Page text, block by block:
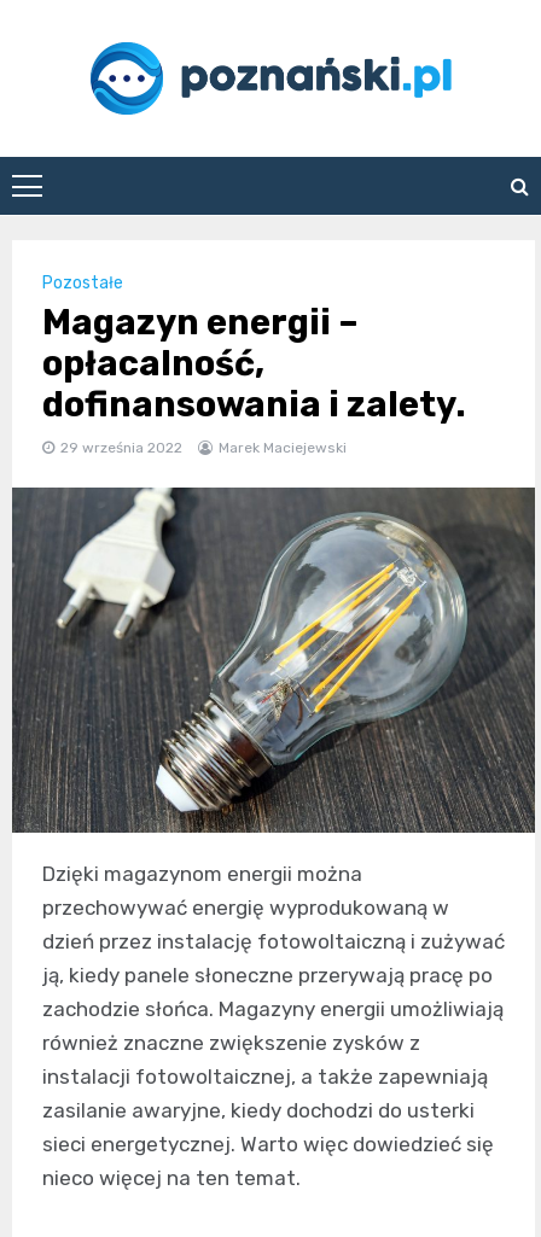
poznanski.pl
Pozostałe
Magazyn energii –
opłacalność,
dofinansowania i zalety.
29 września 2022 Marek Maciejewski
Dzięki magazynom energii można
przechowywać energię wyprodukowaną w
dzień przez instalację fotowoltaiczną i zużywać
ją, kiedy panele słoneczne przerywają pracę po
zachodzie słońca. Magazyny energii umożliwiają
również znaczne zwiększenie zysków z
instalacji fotowoltaicznej, a także zapewniają
zasilanie awaryjne, kiedy dochodzi do usterki
sieci energetycznej. Warto więc dowiedzieć się
nieco więcej na ten temat.